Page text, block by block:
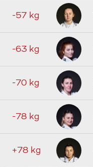
-57 kg
-63 kg
-70 kg
-78 kg
+78 kg